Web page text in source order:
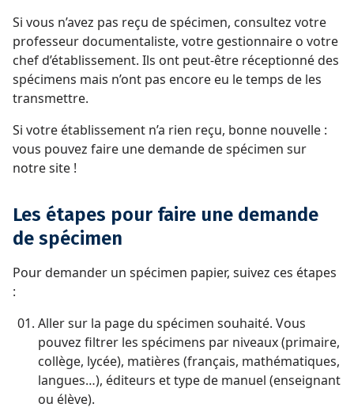
Si vous n’avez pas reçu de spécimen, consultez votre
professeur documentaliste, votre gestionnaire o votre
chef d’établissement. Ils ont peut-être réceptionné des
spécimens mais n’ont pas encore eu le temps de les
transmettre.
Si votre établissement n’a rien reçu, bonne nouvelle :
vous pouvez faire une demande de spécimen sur
notre site !
Les étapes pour faire une demande
de spécimen
Pour demander un spécimen papier, suivez ces étapes
:
Aller sur la page du spécimen souhaité. Vous
pouvez filtrer les spécimens par niveaux (primaire,
collège, lycée), matières (français, mathématiques,
langues…), éditeurs et type de manuel (enseignant
ou élève).